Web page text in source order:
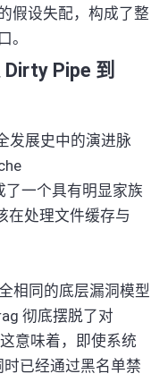
假设失配，构成了整
。
Pipe 到
发展史中的演进脉
一个具有明显家族
在处理文件缓存与
相同的底层漏洞模型
彻底摆脱了对
意味着，即使系统
已经通过黑名单禁